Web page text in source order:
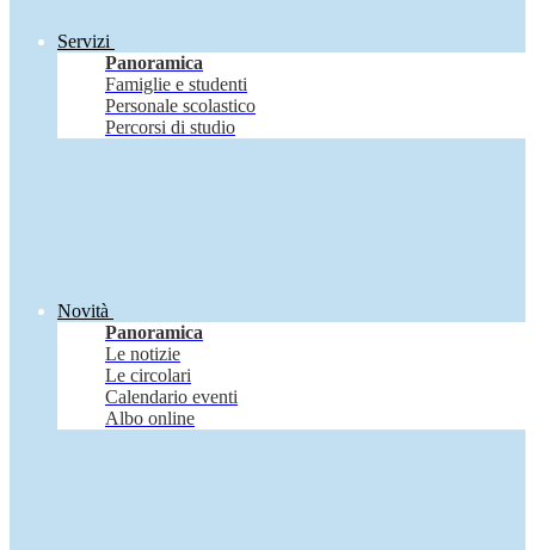
Servizi
Panoramica
Famiglie e studenti
Personale scolastico
Percorsi di studio
Novità
Panoramica
Le notizie
Le circolari
Calendario eventi
Albo online